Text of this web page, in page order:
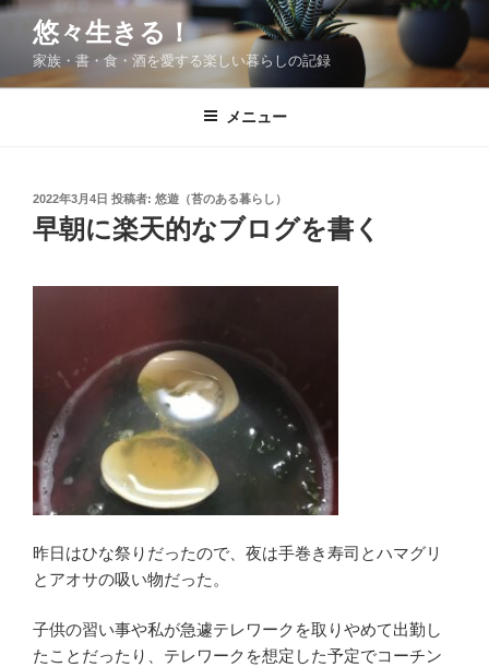
コ
ン
悠々生きる！
家族・書・食・酒を愛する楽しい暮らしの記録
メニュー
投
稿
日:
2022年3月4日 投稿者: 悠遊（苔のある暮らし）
早朝に楽天的なブログを書く
昨日はひな祭りだったので、夜は手巻き寿司とハマグリ
とアオサの吸い物だった。
子供の習い事や私が急遽テレワークを取りやめて出勤し
たことだったり、テレワークを想定した予定でコーチン